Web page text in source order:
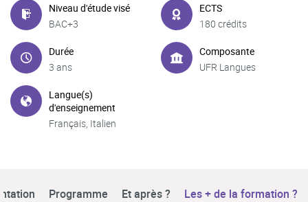
Niveau d'étude visé
BAC+3
ECTS
180 crédits
Durée
3 ans
Composante
UFR Langues
Langue(s)
d'enseignement
Français, Italien
Programme Et après ? Les + de la formation ?